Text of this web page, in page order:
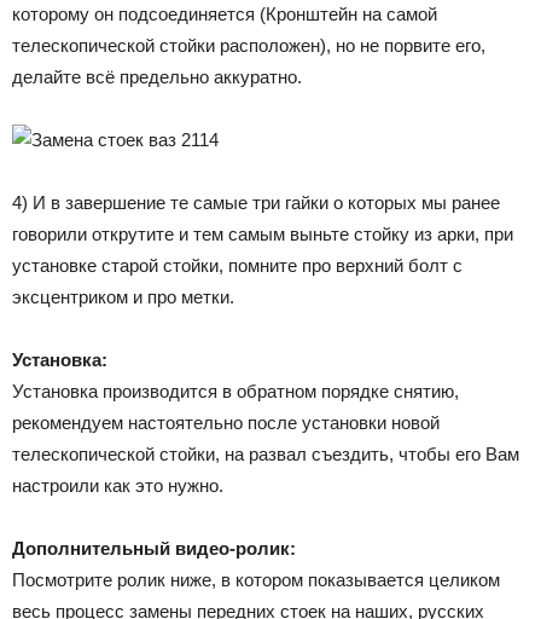
которому он подсоединяется (Кронштейн на самой
телескопической стойки расположен), но не порвите его,
делайте всё предельно аккуратно.
4) И в завершение те самые три гайки о которых мы ранее
говорили открутите и тем самым выньте стойку из арки, при
установке старой стойки, помните про верхний болт с
эксцентриком и про метки.
Установка:
Установка производится в обратном порядке снятию,
рекомендуем настоятельно после установки новой
телескопической стойки, на развал съездить, чтобы его Вам
настроили как это нужно.
Дополнительный видео-ролик:
Посмотрите ролик ниже, в котором показывается целиком
весь процесс замены передних стоек на наших, русских